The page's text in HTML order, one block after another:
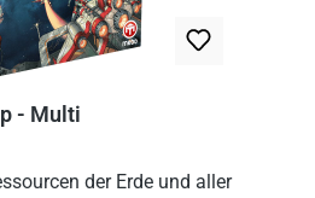
- Multi
der Erde und aller